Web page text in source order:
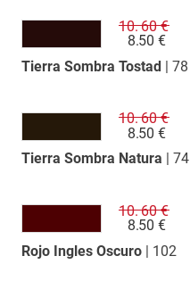
Tierra Sombra Tostad| 78
10.60 €
8.50 €
Tierra Sombra Natura | 74
10.60 €
8.50 €
Rojo Ingles Oscuro| 102
10.60 €
8.50 €